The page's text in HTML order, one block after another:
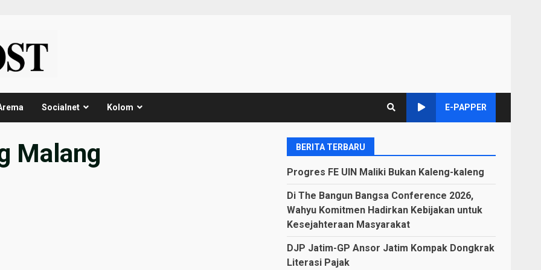
Socialnet Kolom E-PAPPER
Malang BERITA TERBARU
Progres FE UIN Maliki Bukan Kaleng-kaleng
Di The Bangun Bangsa Conference 2026,
Wahyu Komitmen Hadirkan Kebijakan untuk
Kesejahteraan Masyarakat
DJP Jatim-GP Ansor Jatim Kompak Dongkrak
Literasi Pajak